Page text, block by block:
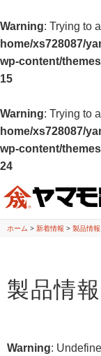
Warning: Trying to
home/xs728087/
wp-content/
15
Warning: Trying to
home/xs728087/
wp-content/
24
ホーム > 新着情報 > 製品情報
製品情報
Warning: